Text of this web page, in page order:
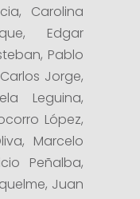
Carolina
Edgar
Pablo
Jorge,
Leguina,
López,
Marcelo
Peñalba,
Juan